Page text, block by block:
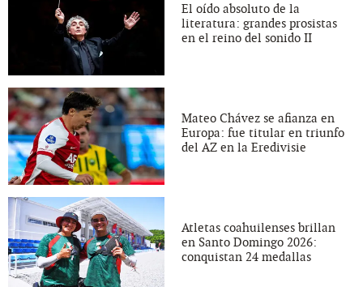
El oído absoluto de la
literatura: grandes prosistas
en el reino del sonido II
Mateo Chávez se afianza en
Europa: fue titular en triunfo
del AZ en la Eredivisie
Atletas coahuilenses brillan
en Santo Domingo 2026:
conquistan 24 medallas